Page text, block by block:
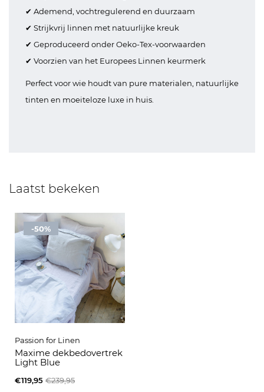
✔ Ademend, vochtregulerend en duurzaam
✔ Strijkvrij linnen met natuurlijke kreuk
✔ Geproduceerd onder Oeko-Tex-voorwaarden
✔ Voorzien van het Europees Linnen keurmerk
Perfect voor wie houdt van pure materialen, natuurlijke
tinten en moeiteloze luxe in huis.
Laatst bekeken
-50%
Passion for Linen
Maxime dekbedovertrek
Light Blue
€119,95 €239,95